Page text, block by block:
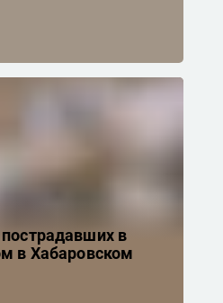
в
в Хабаровском